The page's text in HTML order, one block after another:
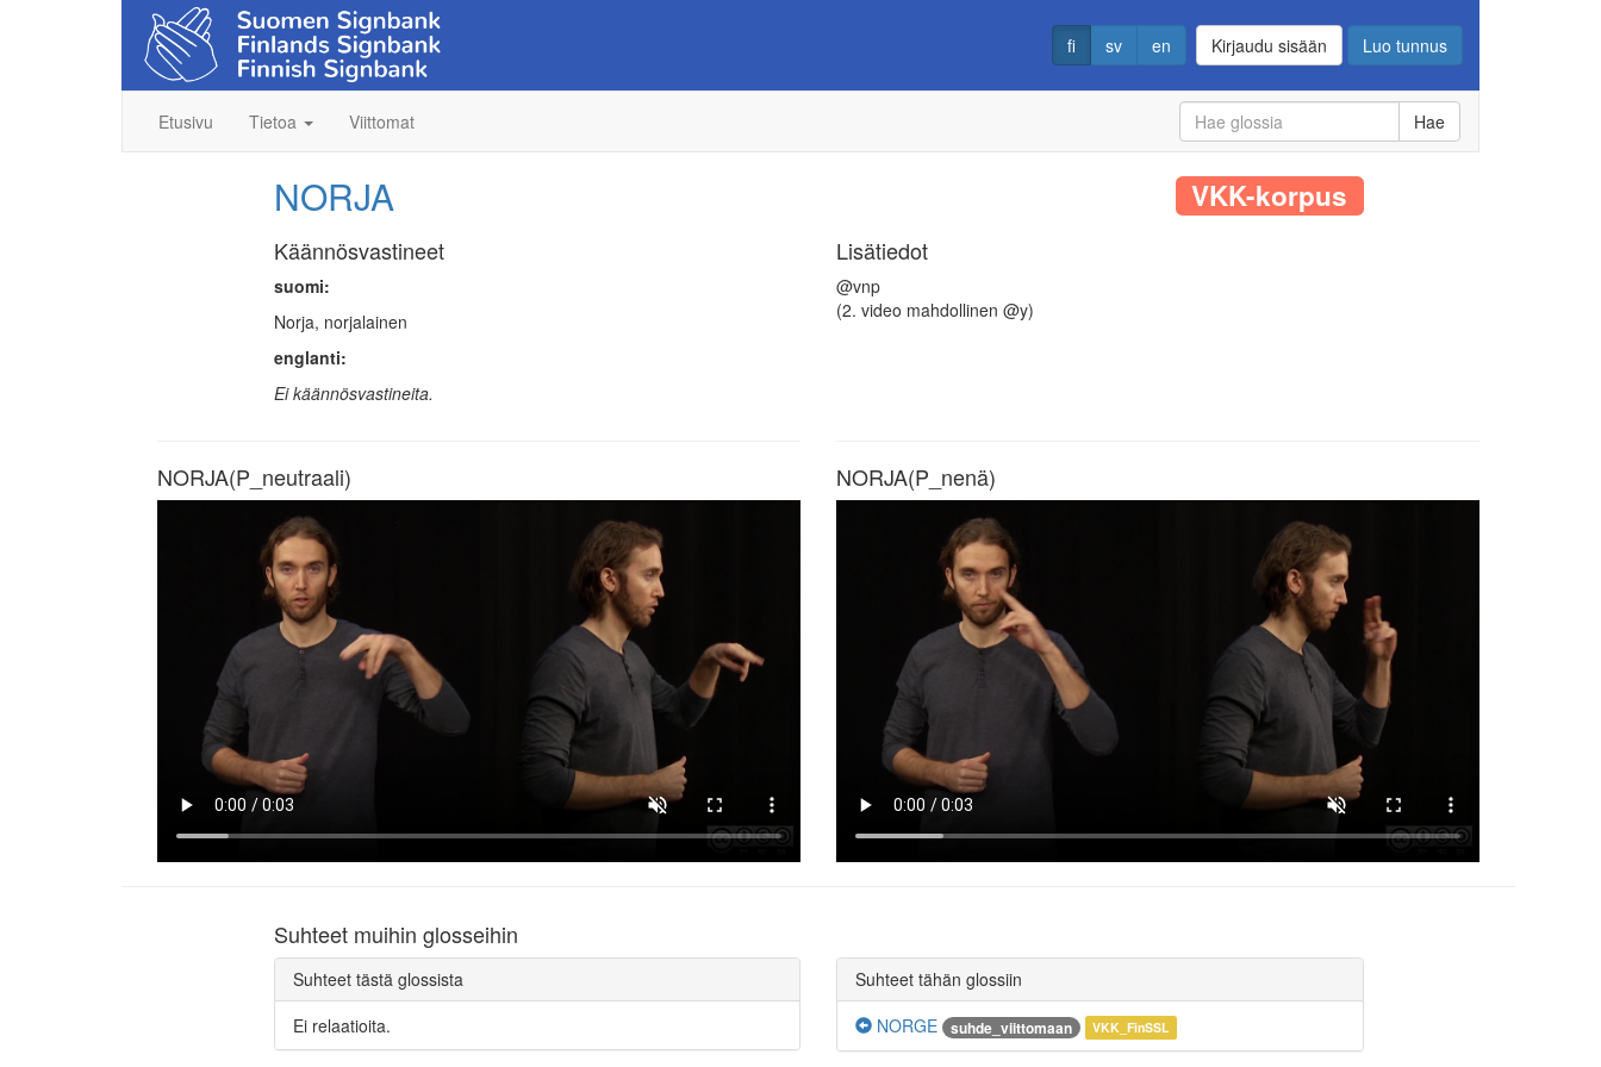
fi sv en Kirjaudu sisään Luo tunnus
Etusivu Tietoa Viittomat Hae
NORJA VKK-korpus
Käännösvastineet
suomi:
Norja, norjalainen
englanti:
Ei käännösvastineita.
Lisätiedot
@vnp
(2. video mahdollinen @y)
NORJA(P_neutraali) NORJA(P_nenä)
Suhteet muihin glosseihin
Suhteet tästä glossista
Ei relaatioita.
Suhteet tähän glossiin
NORGE
suhde_viittomaan VKK_FinSSL